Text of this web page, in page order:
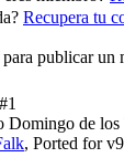
Recupera tu
publicar un
#1
Domingo de
, Ported for